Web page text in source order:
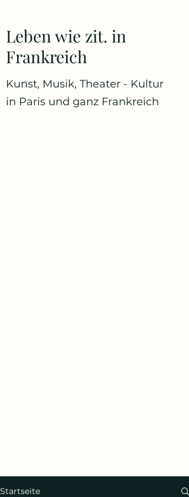
Leben wie zit. in
Frankreich
Kunst, Musik, Theater - Kultur
in Paris und ganz Frankreich
Startseite